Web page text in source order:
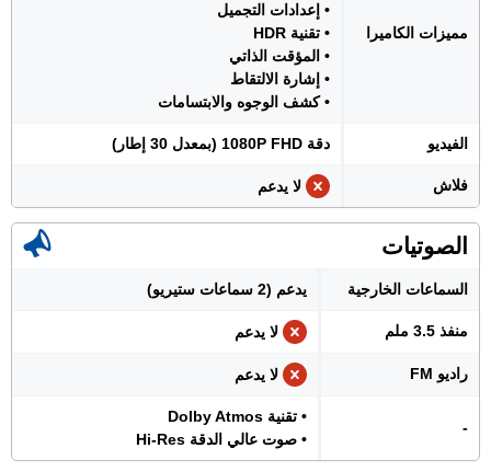
مميزات الكاميرا
• إعدادات التجميل
• تقنية HDR
• المؤقت الذاتي
• إشارة الالتقاط
• كشف الوجوه والابتسامات
الفيديو دقة 1080P FHD (بمعدل 30 إطار)
فلاش لا يدعم
الصوتيات
السماعات الخارجية يدعم (2 سماعات ستيريو)
منفذ 3.5 ملم لا يدعم
راديو FM لا يدعم
-
• تقنية Dolby Atmos
• صوت عالي الدقة Hi-Res